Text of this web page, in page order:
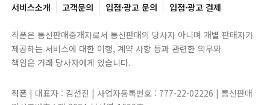
서비스소개 고객문의 입점·광고 문의 입점·광고 결제
직폰은 통신판매중개자로서 통신판매의 당사자 아니며 개별 판매자가
제공하는 서비스에 대한 이행, 계약 사항 등과 관련한 의무와
책임은 거래 당사자에게 있습니다.
직폰 | 대표자 : 김선진 | 사업자등록번호 : 777-22-02226 | 통신판매